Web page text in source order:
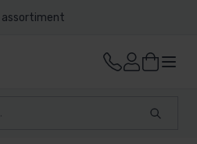
assortiment